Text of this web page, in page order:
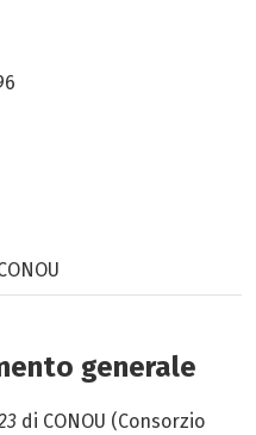
generale
di CONOU (Consorzio